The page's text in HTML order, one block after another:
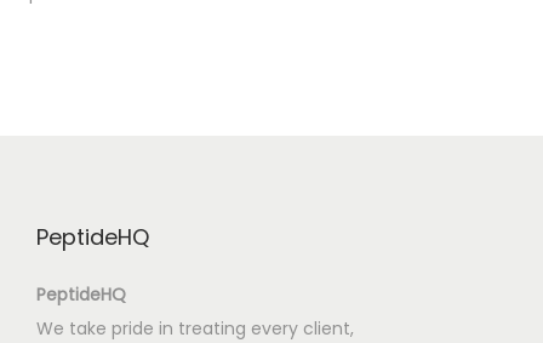
PeptideHQ
PeptideHQ
We take pride in treating every client,